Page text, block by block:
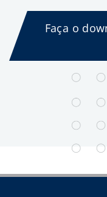
Faça o